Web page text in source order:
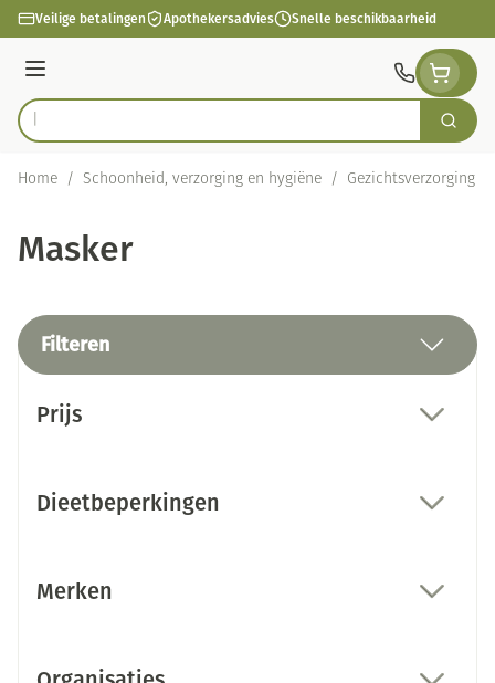
Ga naar de inhoud
Veilige betalingen Apothekersadvies Snelle beschikbaarheid
Menu
Product, merk, categorie... Zoek
Home / Schoonheid, verzorging en hygiëne / Gezichtsverzorging
Masker
Filteren
Prijs
Dieetbeperkingen
Merken